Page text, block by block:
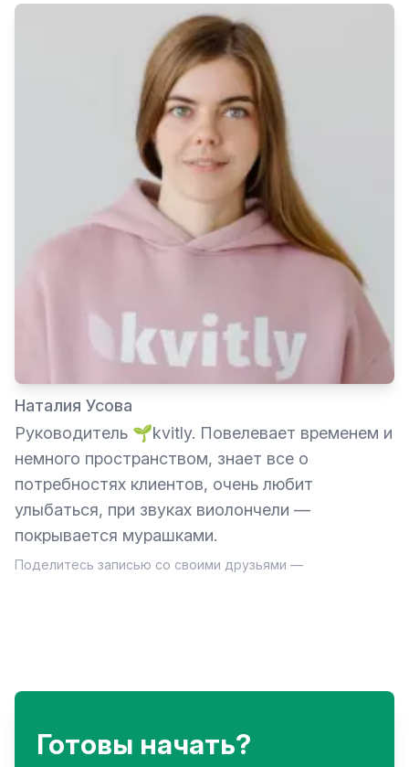
Наталия Усова
Руководитель 🌱kvitly. Повелевает временем и
немного пространством, знает все о
потребностях клиентов, очень любит
улыбаться, при звуках виолончели —
покрывается мурашками.
Поделитесь записью со своими друзьями —
Готовы начать?